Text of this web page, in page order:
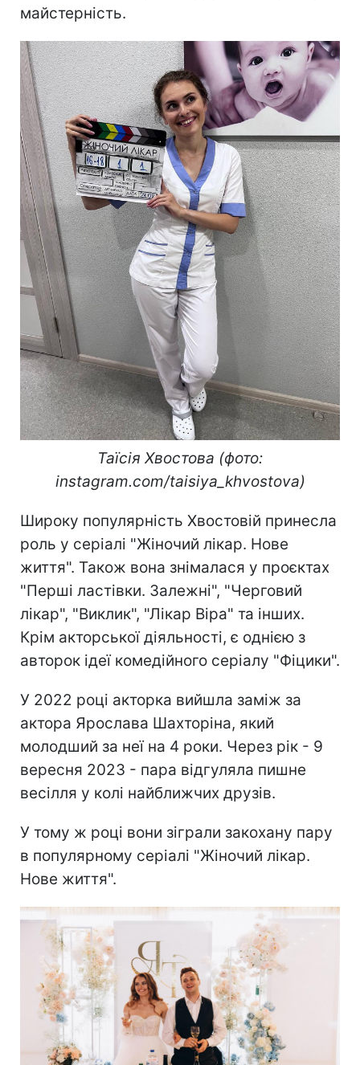
майстерність.
Таїсія Хвостова (фото:
instagram.com/taisiya_khvostova)
Широку популярність Хвостовій принесла
роль у серіалі "Жіночий лікар. Нове
життя". Також вона знімалася у проєктах
"Перші ластівки. Залежні", "Черговий
лікар", "Виклик", "Лікар Віра" та інших.
Крім акторської діяльності, є однією з
авторок ідеї комедійного серіалу "Фіцики".
У 2022 році акторка вийшла заміж за
актора Ярослава Шахторіна, який
молодший за неї на 4 роки. Через рік - 9
вересня 2023 - пара відгуляла пишне
весілля у колі найближчих друзів.
У тому ж році вони зіграли закохану пару
в популярному серіалі "Жіночий лікар.
Нове життя".